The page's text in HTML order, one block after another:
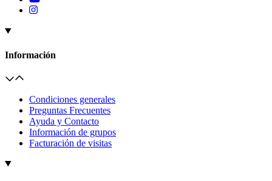
Información
Condiciones generales
Preguntas Frecuentes
Ayuda y Contacto
Información de grupos
Facturación de visitas